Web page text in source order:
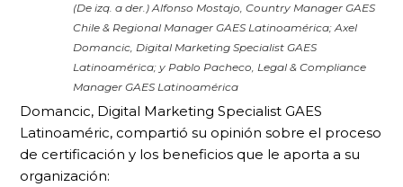
(De izq. a der.) Alfonso Mostajo, Country Manager GAES
Chile & Regional Manager GAES Latinoamérica; Axel
Domancic, Digital Marketing Specialist GAES
Latinoamérica; y Pablo Pacheco, Legal & Compliance
Manager GAES Latinoamérica
Domancic, Digital Marketing Specialist GAES
Latinoaméric, compartió su opinión sobre el proceso
de certificación y los beneficios que le aporta a su
organización: